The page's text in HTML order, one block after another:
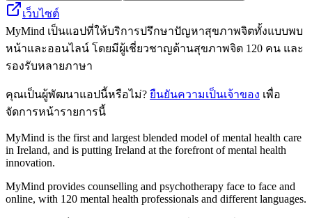
เว็บไซต์
MyMind เป็นแอปที่ให้บริการปรึกษาปัญหาสุขภาพจิตทั้งแบบพบ
หน้าและออนไลน์ โดยมีผู้เชี่ยวชาญด้านสุขภาพจิต 120 คน และ
รองรับหลายภาษา
คุณเป็นผู้พัฒนาแอปนี้หรือไม่? ยืนยันความเป็นเจ้าของ เพื่อ
จัดการหน้ารายการนี้
MyMind is the first and largest blended model of mental health care
in Ireland, and is putting Ireland at the forefront of mental health
innovation.
MyMind provides counselling and psychotherapy face to face and
online, with 120 mental health professionals and different languages.